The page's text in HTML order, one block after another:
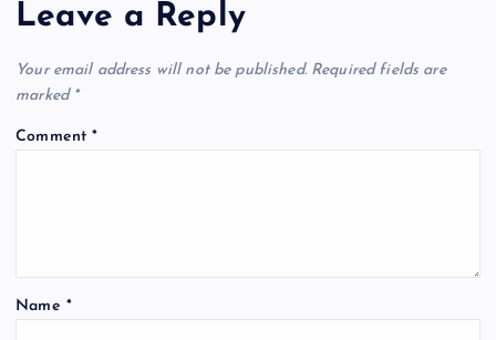
Leave a Reply
Your email address will not be published. Required fields are
marked *
Comment*
Name *